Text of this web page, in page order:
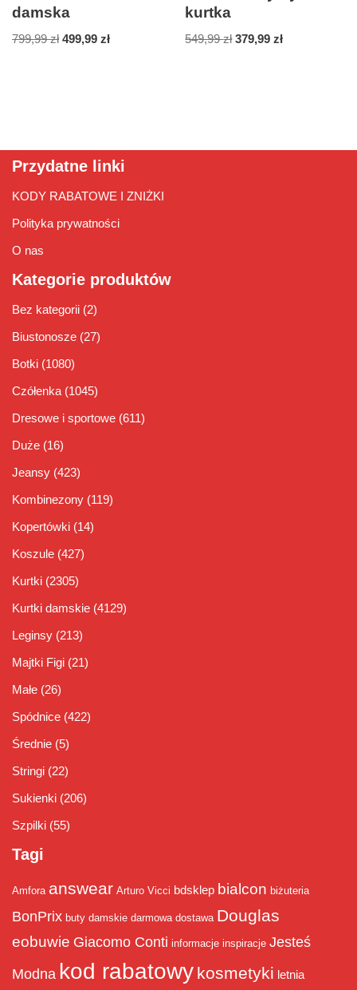
damska
799,99zł 499,99 zł
kurtka
549,99zł 379,99zł
Przydatne linki
KODY RABATOWE I ZNIŻKI
Polityka prywatności
O nas
Kategorie produktów
Bez kategorii (2)
Biustonosze (27)
Botki (1080)
Czółenka (1045)
Dresowe i sportowe (611)
Duże (16)
Jeansy (423)
Kombinezony (119)
Kopertówki (14)
Koszule (427)
Kurtki (2305)
Kurtki damskie (4129)
Leginsy (213)
Majtki Figi (21)
Małe (26)
Spódnice (422)
Średnie (5)
Stringi (22)
Sukienki (206)
Szpilki (55)
Tagi
Amfora answear Arturo Vicci bdsklep bialcon biżuteria
BonPrix buty damskie darmowa dostawa Douglas
eobuwie Giacomo Conti informacje inspiracje Jesteś
Modna kod rabatowy kosmetyki letnia